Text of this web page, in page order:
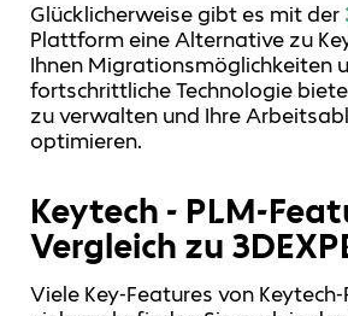
Glücklicherweise gibt es mit der
Plattform eine Alternative zu
Ihnen Migrationsmöglichkeiten
fortschrittliche Technologie
zu verwalten und Ihre
optimieren.
Keytech - PLM-
Vergleich zu
Viele Key-Features von